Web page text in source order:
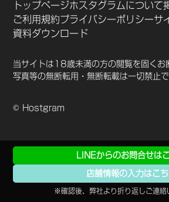
トップページホスタグラムについて
ご利用規約プライバシーポリシーサ
資料ダウンロード
当サイトは18歳未満の方の閲覧を固くお
写真等の無断転用・無断転載は一切禁止で
© Hostgram
LINEからのお問合せは
店舗情報の 入力はこ
※確認後、弊社より折り返しご連絡